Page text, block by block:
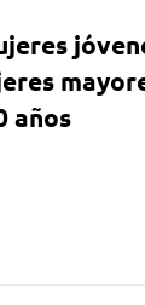
años